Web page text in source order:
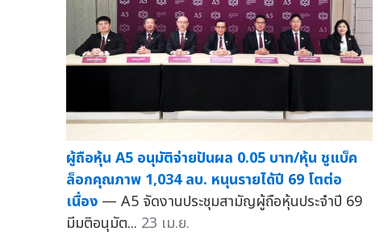
ผู้ถือหุ้น A5 อนุมัติจ่ายปันผล 0.05 บาท/หุ้น ชูแบ็ค
ล็อกคุณภาพ 1,034 ลบ. หนุนรายได้ปี 69 โตต่อ
เนื่อง — A5 จัดงานประชุมสามัญผู้ถือหุ้นประจำปี 69
มีมติอนุมัต... 23 เม.ย.